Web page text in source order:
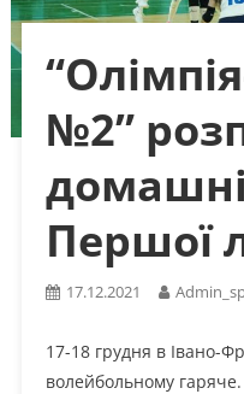
№2”
Першої
17.12.2021
17-18 грудня в Івано-
волейбольному гаряче.